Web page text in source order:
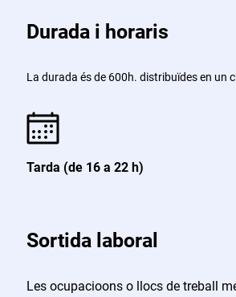
Durada i horaris
La durada és de 600h. distribuïdes en un
Tarda (de 16 a 22 h)
Sortida laboral
Les ocupacioons o llocs de treball